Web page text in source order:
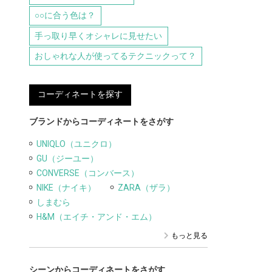
○○に合う色は？
手っ取り早くオシャレに見せたい
おしゃれな人が使ってるテクニックって？
コーディネートを探す
ブランドからコーディネートをさがす
UNIQLO（ユニクロ）
GU（ジーユー）
CONVERSE（コンバース）
NIKE（ナイキ）
ZARA（ザラ）
しまむら
H&M（エイチ・アンド・エム）
もっと見る
シーンからコーディネートをさがす